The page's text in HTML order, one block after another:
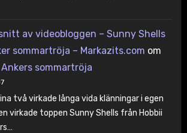
av videobloggen – Sunny Shells
sommartröja – Markazits.com om
sommartröja
två virkade långa vida klänningar i egen
virkade toppen Sunny Shells från Hobbii